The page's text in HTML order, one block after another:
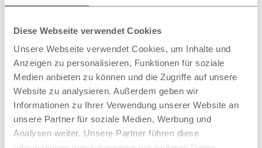
Diese Webseite verwendet Cookies
Unsere Webseite verwendet Cookies, um Inhalte und
Anzeigen zu personalisieren, Funktionen für soziale
Medien anbieten zu können und die Zugriffe auf unsere
Website zu analysieren. Außerdem geben wir
Informationen zu Ihrer Verwendung unserer Website an
unsere Partner für soziale Medien, Werbung und
Analysen weiter. Unsere Partner führen diese
Matratzenschoner Wollteppiche
Beimöbel Wolldecken